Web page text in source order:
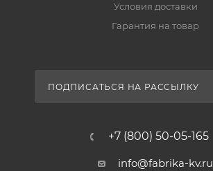
Условия доставки
Гарантия на товар
ПОДПИСАТЬСЯ НА РАССЫЛКУ
+7 (800) 50-05-165
info@fabrika-kv.ru